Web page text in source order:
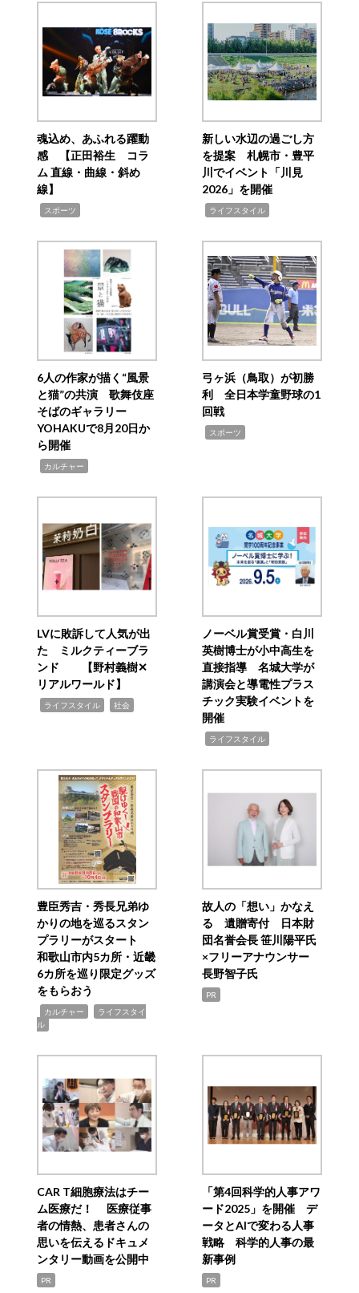
魂込め、あふれる躍動
感 【正田裕生 コラ
ム 直線・曲線・斜め
線】
スポーツ
新しい水辺の過ごし方
を提案 札幌市・豊平
川でイベント「川見
2026」を開催
ライフスタイル
6人の作家が描く“風景
と猫”の共演 歌舞伎座
そばのギャラリー
YOHAKUで8月20日か
ら開催
カルチャー
弓ヶ浜（鳥取）が初勝
利 全日本学童野球の1
回戦
スポーツ
LVに敗訴して人気が出
た ミルクティーブラ
ンド 【野村義樹✕
リアルワールド】
ライフスタイル 社会
ノーベル賞受賞・白川
英樹博士が小中高生を
直接指導 名城大学が
講演会と導電性プラス
チック実験イベントを
開催
ライフスタイル
豊臣秀吉・秀長兄弟ゆ
かりの地を巡るスタン
プラリーがスタート
和歌山市内5カ所・近畿
6カ所を巡り限定グッズ
をもらおう
カルチャー
ライフスタイ
ル
故人の「想い」かなえ
る 遺贈寄付 日本財
団名誉会長 笹川陽平氏
×フリーアナウンサー
長野智子氏
PR
CAR T細胞療法はチー
ム医療だ！ 医療従事
者の情熱、患者さんの
思いを伝えるドキュメ
ンタリー動画を公開中
PR
「第4回科学的人事アワ
ード2025」を開催 デ
ータとAIで変わる人事
戦略 科学的人事の最
新事例
PR